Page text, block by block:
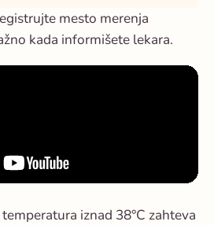
mesto merenja
kada informišete lekara.
iznad 38°C zahteva